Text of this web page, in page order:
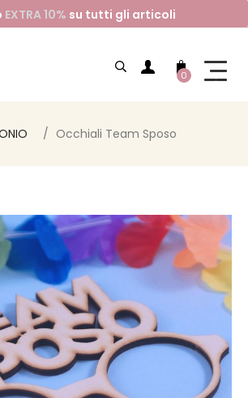
EXTRA 10% su tutti gli articoli
0
Occhiali Team Sposo